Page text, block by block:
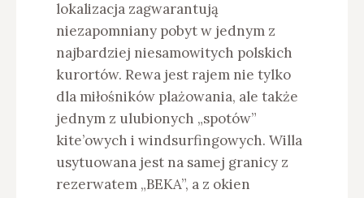
lokalizacja zagwarantują
niezapomniany pobyt w jednym z
najbardziej niesamowitych polskich
kurortów. Rewa jest rajem nie tylko
dla miłośników plażowania, ale także
jednym z ulubionych „spotów”
kite’owych i windsurfingowych. Willa
usytuowana jest na samej granicy z
rezerwatem „BEKA”, a z okien